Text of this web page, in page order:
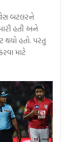
બટલરને
હતી અને
હતો. પરંતુ
માટે